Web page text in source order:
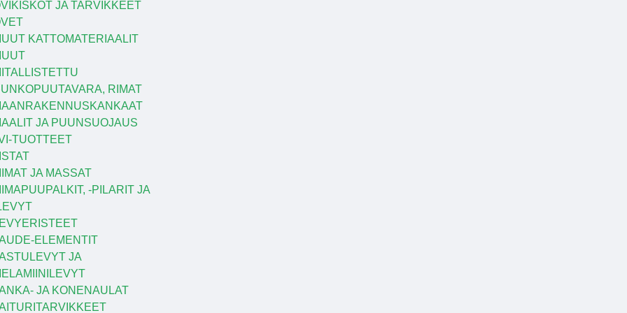
JA TARVIKKEET
KATTOMATERIAALIT
RIMAT
JA PUUNSUOJAUS
TUOTTEET
JA MASSAT
-PILARIT JA
ELEMENTIT
JA
JA KONENAULAT